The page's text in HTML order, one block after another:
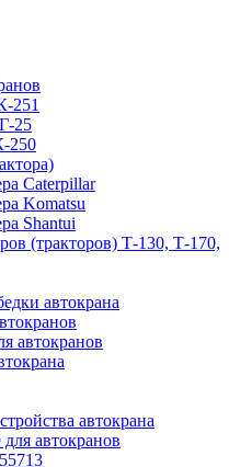
251
25
250
Caterpillar
Komatsu
Shantui
(тракторов) Т-130, Т-170,
автокрана
автокранов
автокрана
автокранов